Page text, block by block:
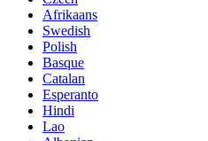
Afrikaans
Swedish
Polish
Basque
Catalan
Esperanto
Hindi
Lao